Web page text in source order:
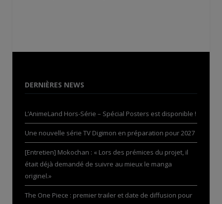
DERNIÈRES NEWS
L’AnimeLand Hors-Série – Spécial Posters est disponible !
Une nouvelle série TV Digimon en préparation pour 2027
[Entretien] Mokochan : « Lors des prémices du projet, il
était déjà demandé de suivre au mieux le manga
originel.»
The One Piece : premier trailer et date de diffusion pour